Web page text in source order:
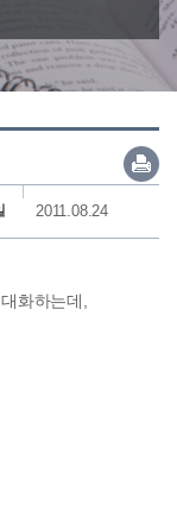
수업
2011.08.24
화하는데,